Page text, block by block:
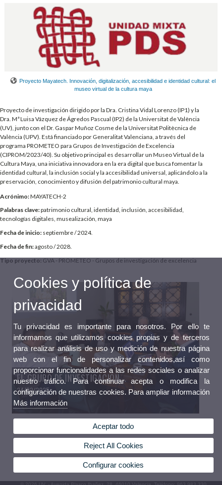
Proyecto Mayatech. Innovación, digitalización, accesibilidad e identidad cultural: el
museo virtual de la cultura maya
Proyecto de investigación dirigido por la Dra. Cristina Vidal Lorenzo (IP1) y la
Dra. Mª Luisa Vázquez de Ágredos Pascual (IP2) de la Universitat de València
(UV), junto con el Dr. Gaspar Muñoz Cosme de la Universitat Politècnica de
València (UPV). Está financiado por Generalitat Valenciana, a través del
programa PROMETEO para Grupos de Investigación de Excelencia
(CIPROM/2023/40). Su objetivo principal es desarrollar un Museo Virtual de la
Cultura Maya, una iniciativa innovadora en la era digital que busca fomentar la
identidad cultural, la inclusión social y la accesibilidad universal, aplicándolo a la
preservación, conocimiento y difusión del patrimonio cultural maya.
Acrónimo:MAYATECH-2
Palabras clave:patrimonio cultural, identidad, inclusión, accesibilidad,
tecnologías digitales, musealización, maya
Fecha de inicio: septiembre / 2024.
Fecha de fin:agosto / 2028.
Tipo proyecto: GVA - PROMETEO - Grupos de investigación de excelencia
EL GRUPO DE INVESTIGACIÓN...
24/02/2025
Cookies y política de
privacidad
Tu privacidad es importante para nosotros. Por ello te
informamos que utilizamos cookies propias y de terceros
para realizar análisis de uso y medición de nuestra página
web con el fin de personalizar contenidos,así como
proporcionar funcionalidades a las redes sociales o analizar
nuestro tráfico. Para continuar acepta o modifica la
configuración de nuestras cookies. Para ampliar información
Más información
Aceptar todo
Reject All Cookies
Configurar cookies